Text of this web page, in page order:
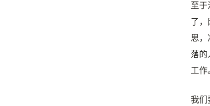
至于
了
思
落
工作
我们